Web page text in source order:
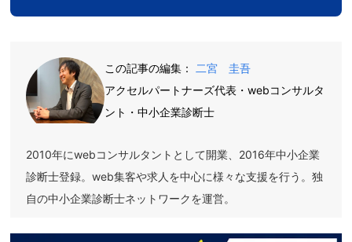
この記事の編集：二宮 圭吾
アクセルパートナーズ代表・webコンサルタ
ント・中小企業診断士
2010年にwebコンサルタントとして開業、2016年中小企業
診断士登録。web集客や求人を中心に様々な支援を行う。独
自の中小企業診断士ネットワークを運営。